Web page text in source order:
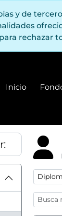
y de
rechazar
Inicio